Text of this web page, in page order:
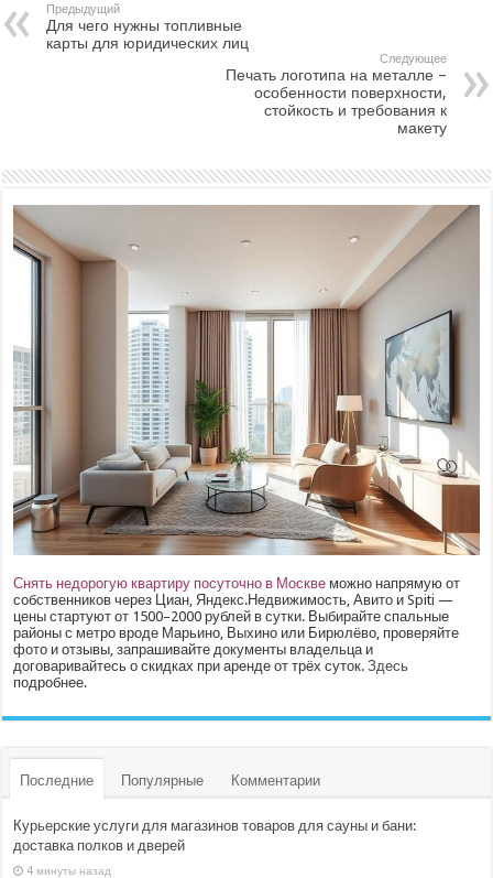
Предыдущий
Для чего нужны топливные
карты для юридических лиц
Следующее
Печать логотипа на металле –
особенности поверхности,
стойкость и требования к
макету
Снять недорогую квартиру посуточно в Москве можно напрямую от
собственников через Циан, Яндекс.Недвижимость, Авито и Spiti —
цены стартуют от 1500–2000 рублей в сутки. Выбирайте спальные
районы с метро вроде Марьино, Выхино или Бирюлёво, проверяйте
фото и отзывы, запрашивайте документы владельца и
договаривайтесь о скидках при аренде от трёх суток.Здесь
подробнее.
Последние Популярные Комментарии
Курьерские услуги для магазинов товаров для сауны и бани:
доставка полков и дверей
4 минуты назад